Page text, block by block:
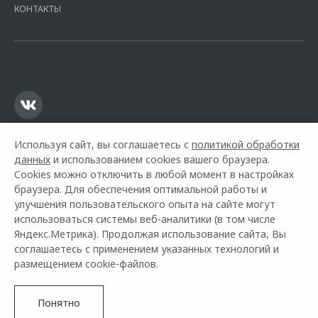
16.01.2015. Предложение ограничено и не является публичной
КОНТАКТЫ
Горячая линия OMODA: +7 (818) 245-70-85
© 2026 Автомир Архангельск
Используя сайт, вы соглашаетесь с политикой обработки
данных и использованием cookies вашего браузера.
Cookies можно отключить в любой момент в настройках
браузера. Для обеспечения оптимальной работы и
улучшения пользовательского опыта на сайте могут
использоваться системы веб-аналитики (в том числе
Яндекс.Метрика). Продолжая использование сайта, Вы
соглашаетесь с применением указанных технологий и
размещением cookie-файлов.
Понятно